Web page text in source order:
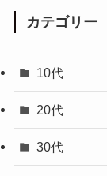
カテゴリー
10代
20代
30代